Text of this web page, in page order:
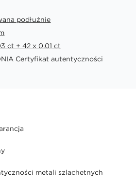
podłużnie
ct + 42 x 0.01 ct
Certyfikat autentyczności
metali szlachetnych